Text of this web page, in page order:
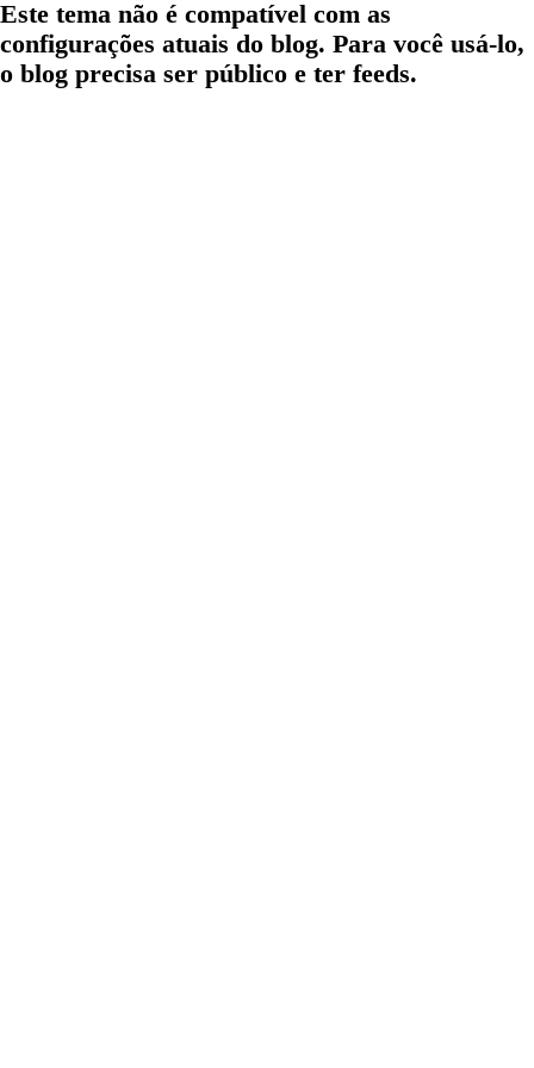
Este tema não é compatível com as
configurações atuais do blog. Para você usá-lo,
o blog precisa ser público e ter feeds.